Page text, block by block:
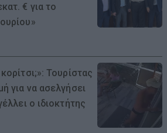
€ για το
Τουρίστας
για να ασελγήσει
ο ιδιοκτήτης